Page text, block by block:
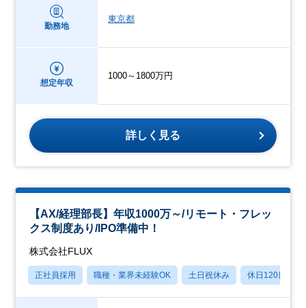
勤務地
東京都
想定年収
1000～1800万円
詳しく見る
【AX/経理部長】年収1000万～/リモート・フレッ
クス制度あり/IPO準備中！
株式会社FLUX
正社員採用 職種・業界未経験OK 土日祝休み 休日120日以上